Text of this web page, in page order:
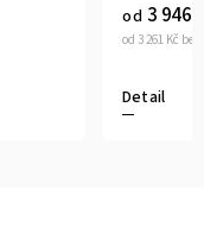
od 3 261 Kč
od 3 946
Detail